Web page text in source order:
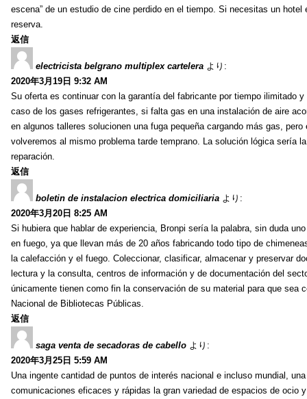
escena” de un estudio de cine perdido en el tiempo. Si necesitas un
reserva.
返信
electricista belgrano multiplex cartelera より:
2020年3月19日 9:32 AM
Su oferta es continuar con la garantía del fabricante por tiempo ilimitado
caso de los gases refrigerantes, si falta gas en una instalación de aire
en algunos talleres solucionen una fuga pequeña cargando más gas,
volveremos al mismo problema tarde temprano. La solución lógica sería
reparación.
返信
boletin de instalacion electrica domiciliaria より:
2020年3月20日 8:25 AM
Si hubiera que hablar de experiencia, Bronpi sería la palabra, sin duda
en fuego, ya que llevan más de 20 años fabricando todo tipo de
la calefacción y el fuego. Coleccionar, clasificar, almacenar y preservar
lectura y la consulta, centros de información y de documentación del
únicamente tienen como fin la conservación de su material para que sea
Nacional de Bibliotecas Públicas.
返信
saga venta de secadoras de cabello より:
2020年3月25日 5:59 AM
Una ingente cantidad de puntos de interés nacional e incluso mundial,
comunicaciones eficaces y rápidas la gran variedad de espacios de ocio